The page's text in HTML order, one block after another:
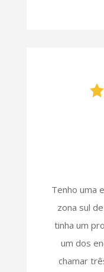
Tenho uma
zona sul
tinha um
um dos
chamar